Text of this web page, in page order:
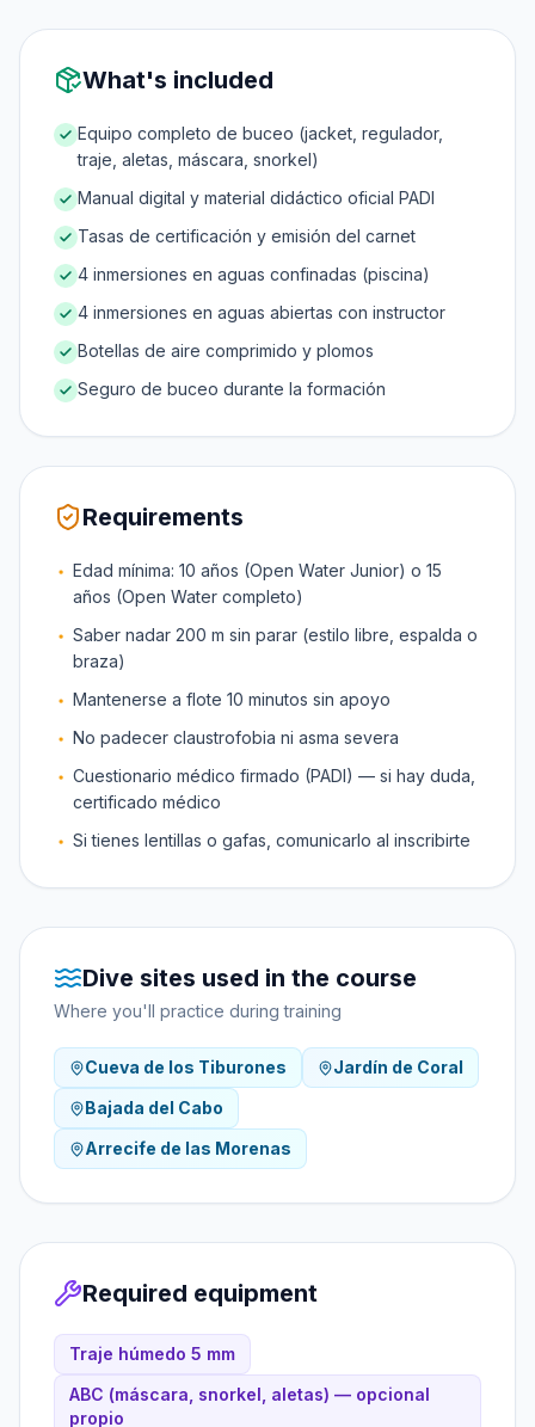
What's included
Equipo completo de buceo (jacket, regulador,
traje, aletas, máscara, snorkel)
Manual digital y material didáctico oficial PADI
Tasas de certificación y emisión del carnet
4 inmersiones en aguas confinadas (piscina)
4 inmersiones en aguas abiertas con instructor
Botellas de aire comprimido y plomos
Seguro de buceo durante la formación
Requirements
Edad mínima: 10 años (Open Water Junior) o 15
años (Open Water completo)
Saber nadar 200 m sin parar (estilo libre, espalda o
braza)
Mantenerse a flote 10 minutos sin apoyo
No padecer claustrofobia ni asma severa
Cuestionario médico firmado (PADI) — si hay duda,
certificado médico
Si tienes lentillas o gafas, comunicarlo al inscribirte
Dive sites used in the course
Where you'll practice during training
Cueva de los Tiburones
Jardín de Coral
Bajada del Cabo
Arrecife de las Morenas
Required equipment
Traje húmedo 5 mm
ABC (máscara, snorkel, aletas) — opcional
propio